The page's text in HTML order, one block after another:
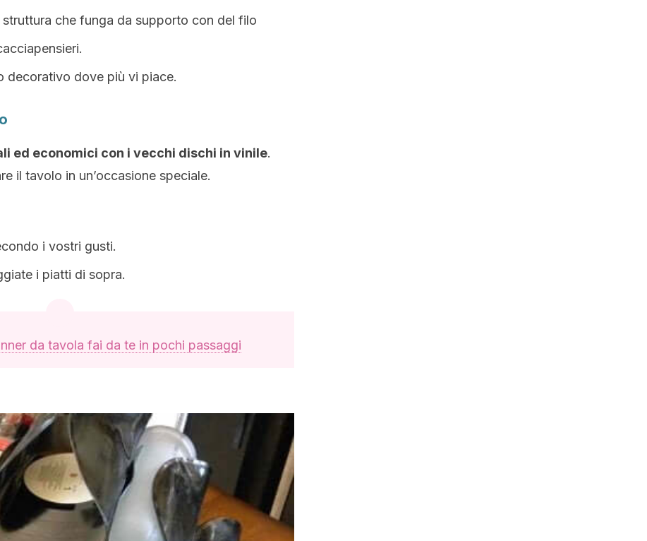
che funga da supporto con del filo
decorativo dove più vi piace.
ed economici con i vecchi dischi in vinile.
il tavolo in un’occasione speciale.
i vostri gusti.
i piatti di sopra.
da tavola fai da te in pochi passaggi